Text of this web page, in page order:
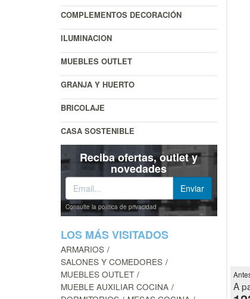
COMPLEMENTOS DECORACIÓN
ILUMINACION
MUEBLES OUTLET
GRANJA Y HUERTO
BRICOLAJE
CASA SOSTENIBLE
Reciba ofertas, outlet y
novedades
Consulte la política de privacidad
LOS MÁS VISITADOS
ARMARIOS
SALONES Y COMEDORES
MUEBLES OUTLET
MUEBLE AUXILIAR COCINA
A